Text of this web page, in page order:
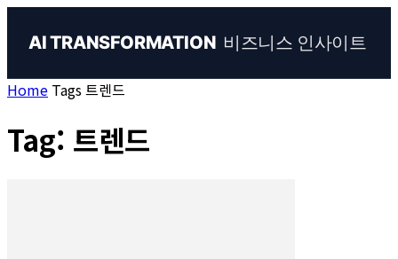
AI TRANSFORMATION 비즈니스 인사이트
Home Tags트렌드
Tag: 트렌드